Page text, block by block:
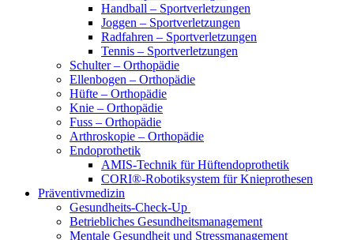
Handball – Sportverletzungen
Joggen – Sportverletzungen
Radfahren – Sportverletzungen
Tennis – Sportverletzungen
Schulter – Orthopädie
Ellenbogen – Orthopädie
Hüfte – Orthopädie
Knie – Orthopädie
Fuss – Orthopädie
Arthroskopie – Orthopädie
Endoprothetik
AMIS-Technik für Hüftendoprothetik
CORI®-Robotiksystem für Knieprothesen
Präventivmedizin
Gesundheits-Check-Up
Betriebliches Gesundheitsmanagement
Mentale Gesundheit und Stressmanagement